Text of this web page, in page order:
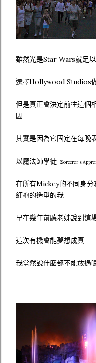
雖然光是Star Wars就足
選擇Hollywood Studios
但是真正會決定前往這個
因
其實是因為它固定在每
以魔法師學徒 （Sorcerer's
在所有Mickey的不同身分
紅袍的造型的我
早在幾年前聽老姊說到這
這次有機會能夢想成真
我當然說什麼都不能放過